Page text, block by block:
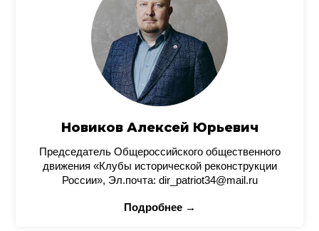
Новиков Алексей Юрьевич
Председатель Общероссийского общественного
движения «Клубы исторической реконструкции
России», Эл.почта: dir_patriot34@mail.ru
Подробнее →